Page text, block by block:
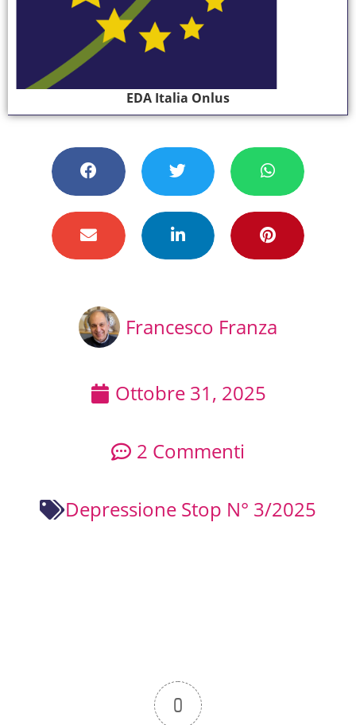
EDA Italia Onlus
Francesco Franza
Ottobre 31, 2025
2 Commenti
Depressione Stop N° 3/2025
0